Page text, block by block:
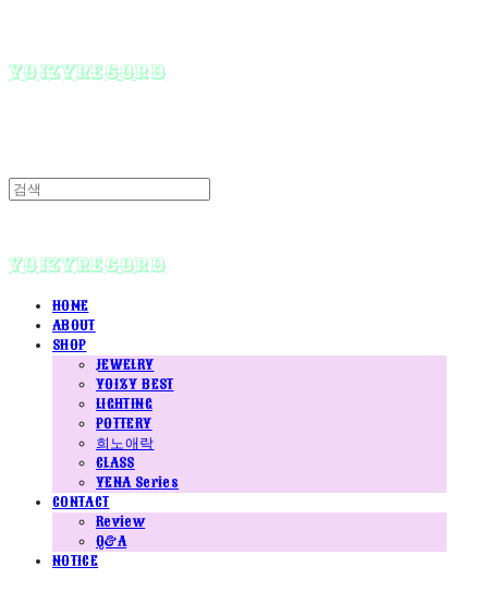
yoizyrecord
yoizyrecord
HOME
ABOUT
SHOP
JEWELRY
YOIZY BEST
LIGHTING
POTTERY
희노애락
CLASS
YENA Series
CONTACT
Review
Q&A
NOTICE